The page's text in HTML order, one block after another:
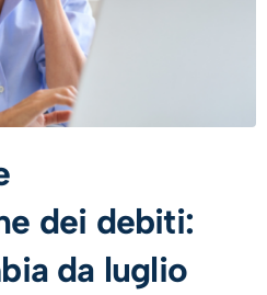
dei debiti:
da luglio